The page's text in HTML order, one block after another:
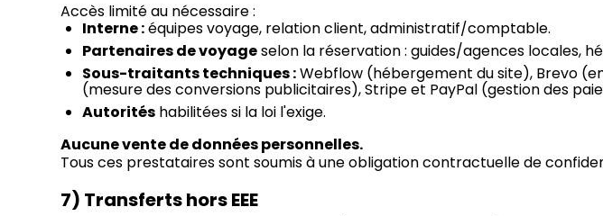
Accès limité au nécessaire :
Interne :équipes voyage, relation client, administratif/comptable.
Partenaires de voyageselon la réservation : guides/agences locales,
Sous-traitants techniques :Webflow (hébergement du site), Brevo
(mesure des conversions publicitaires), Stripe et PayPal (gestion des
Autorités habilitées si la loi l'exige.
Aucune vente de données personnelles.
Tous ces prestataires sont soumis à une obligation contractuelle de
7) Transferts hors EEE